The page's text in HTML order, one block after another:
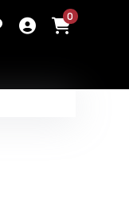
0